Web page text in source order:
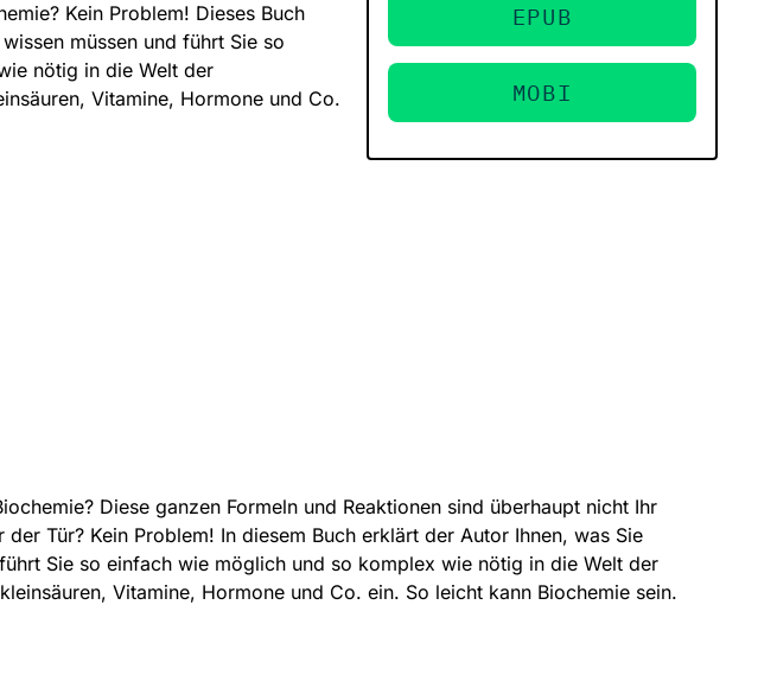
Kein Problem! Dieses Buch
müssen und führt Sie so
nötig in die Welt der
Vitamine, Hormone und Co.
EPUB
MOBI
Diese ganzen Formeln und Reaktionen sind überhaupt nicht Ihr
Tür? Kein Problem! In diesem Buch erklärt der Autor Ihnen, was Sie
Sie so einfach wie möglich und so komplex wie nötig in die Welt der
Vitamine, Hormone und Co. ein. So leicht kann Biochemie sein.